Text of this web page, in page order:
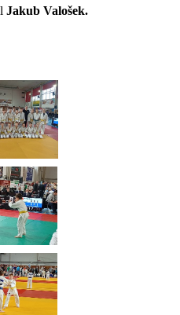
Jakub Valošek.